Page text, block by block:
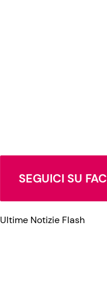
SEGUICI SU
Ultime Notizie Flash